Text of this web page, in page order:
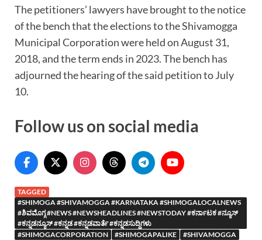
The petitioners’ lawyers have brought to the notice
of the bench that the elections to the Shivamogga
Municipal Corporation were held on August 31,
2018, and the term ends in 2023. The bench has
adjourned the hearing of the said petition to July
10.
Follow us on social media
TAGGED
#SHIMOGA #SHIVAMOGGA #KARNATAKA #SHIMOGALOCALNEWS
#ಶಿವಮೊಗ್ಗ #NEWS #NEWSHEADLINES #NEWSTODAY #ಕರ್ನಾಟಕ #ನ್ಯೂಸ್
#ಕನ್ನಡನ್ಯೂಸ್ #ಕನ್ನಡ #ಕನ್ನಡವಾರ್ತೆ #ಕನ್ನಡಸುದ್ದಿಗಳು
#SHIMOGACORPORATION
#SHIMOGAPALIKE
#SHIVAMOGGA